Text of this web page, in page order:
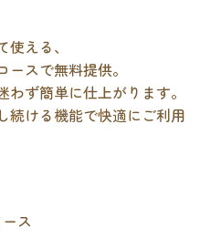
える、
スで無料提供。
ず簡単に仕上がります。
続ける機能で快適にご利用
ス